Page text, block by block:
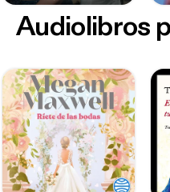
Audiolibros